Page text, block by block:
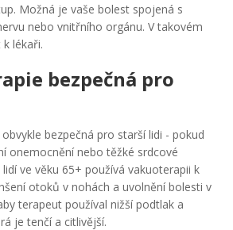
Možná je vaše bolest spojená s
nebo vnitřního orgánu. V takovém
lékaři.
bezpečná pro
bezpečná pro starší lidi - pokud
onemocnění nebo těžké srdcové
ve věku 65+ používá vakuoterapii k
otoků v nohách a uvolnění bolesti v
terapeut používal nižší podtlak a
je tenčí a citlivější.